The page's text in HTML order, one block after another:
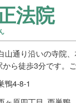
法院
山通り沿いの寺院
ら徒歩3分です。
鴨4-8-1